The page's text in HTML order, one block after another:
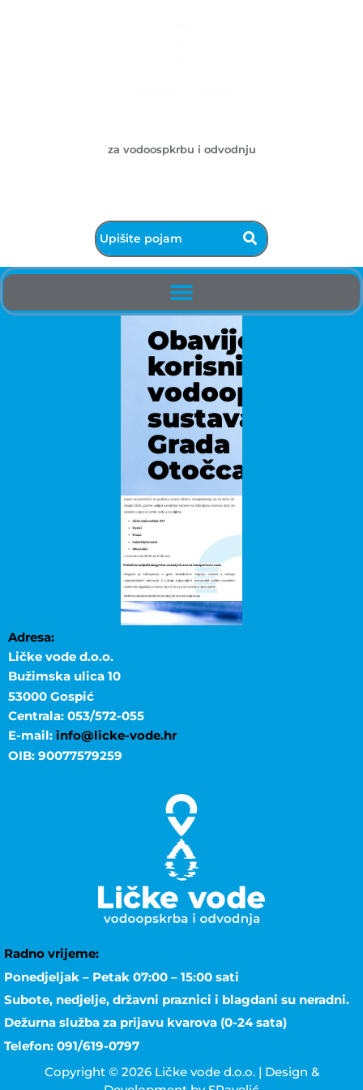
za vodoospkrbu i odvodnju
Obavijest
korisnicima
sustava
Grada
Otočca
Adresa:
Ličke vode d.o.o.
Bužimska ulica 10
53000 Gospić
Centrala: 053/572-055
E-mail: info@licke-vode.hr
OIB: 90077579259
Radno vrijeme:
Ponedjeljak – Petak 07:00 – 15:00 sati
Subote, nedjelje, državni praznici i blagdani su neradni.
Dežurna služba za prijavu kvarova (0-24 sata)
Telefon: 091/619-0797
Copyright © 2026 Ličke vode d.o.o. | Design &